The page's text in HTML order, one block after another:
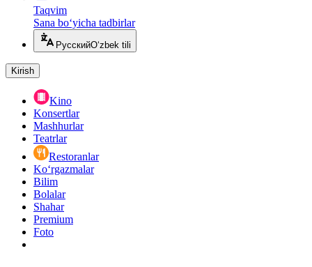
Taqvim
Sana bo‘yicha tadbirlar
РусскийO‘zbek tili
Kirish
Kino
Konsertlar
Mashhurlar
Teatrlar
Restoranlar
Ko‘rgazmalar
Bilim
Bolalar
Shahar
Premium
Foto